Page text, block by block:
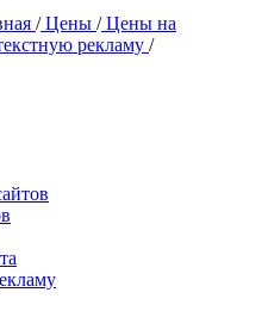
/Цены /Цены на
рекламу /